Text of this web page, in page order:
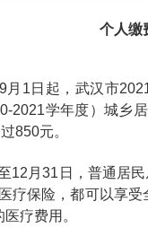
个人缴
月1日起，武汉市
2021学年度）城乡
850元。
12月31日，普通居
疗保险，都可以享
疗费用。